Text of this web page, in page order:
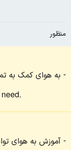
منظور
به هوای کمک به
آموزش به هوای